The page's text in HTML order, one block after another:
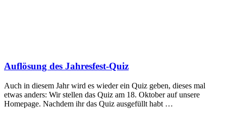
Auflösung des Jahresfest-Quiz
Auch in diesem Jahr wird es wieder ein Quiz geben, dieses mal
etwas anders: Wir stellen das Quiz am 18. Oktober auf unsere
Homepage. Nachdem ihr das Quiz ausgefüllt habt …